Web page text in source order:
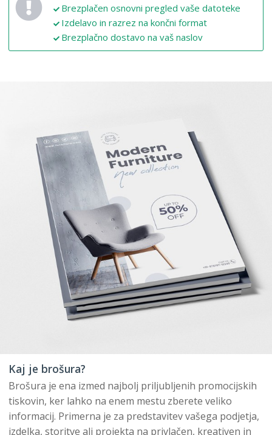
Brezplačen osnovni pregled vaše datoteke
Izdelavo in razrez na končni format
Brezplačno dostavo na vaš naslov
Kaj je brošura?
Brošura je ena izmed najbolj priljubljenih promocijskih
tiskovin, ker lahko na enem mestu zberete veliko
informacij. Primerna je za predstavitev vašega podjetja,
izdelka, storitve ali projekta na privlačen, kreativen in